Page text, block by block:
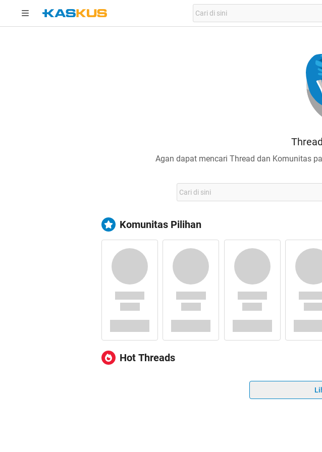
Agan dapat mencari Thread dan Komunitas
Komunitas Pilihan
Hot Threads